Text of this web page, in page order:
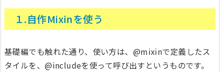
１.自作Mixinを使う
基礎編でも触れた通り、使い方は、@mixinで定義したス
タイルを、@includeを使って呼び出すというものです。